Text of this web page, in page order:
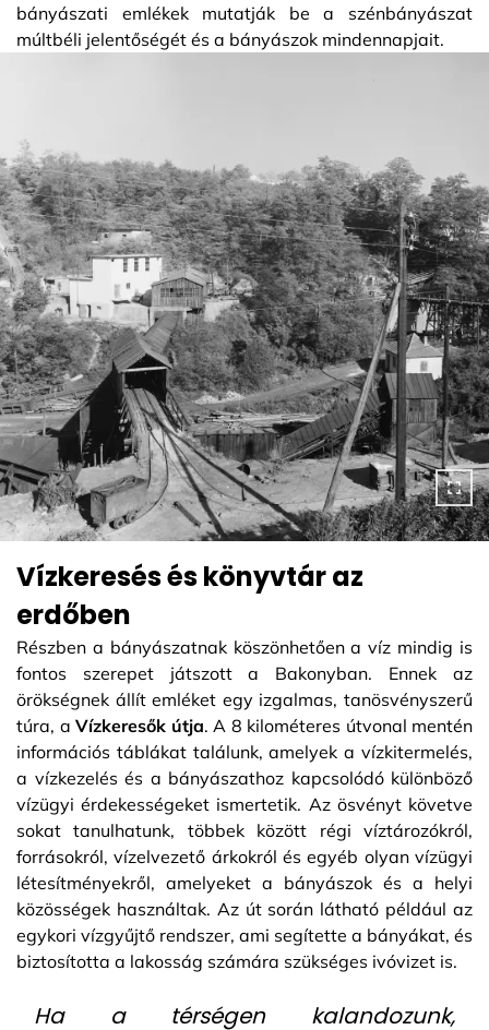
bányászati emlékek mutatják be a szénbányászat
múltbéli jelentőségét és a bányászok mindennapjait.
Vízkeresés és könyvtár az
erdőben
Részben a bányászatnak köszönhetően a víz mindig is
fontos szerepet játszott a Bakonyban. Ennek az
örökségnek állít emléket egy izgalmas, tanösvényszerű
túra, a Vízkeresők útja. A 8 kilométeres útvonal mentén
információs táblákat találunk, amelyek a vízkitermelés,
a vízkezelés és a bányászathoz kapcsolódó különböző
vízügyi érdekességeket ismertetik. Az ösvényt követve
sokat tanulhatunk, többek között régi víztározókról,
forrásokról, vízelvezető árkokról és egyéb olyan vízügyi
létesítményekről, amelyeket a bányászok és a helyi
közösségek használtak. Az út során látható például az
egykori vízgyűjtő rendszer, ami segítette a bányákat, és
biztosította a lakosság számára szükséges ivóvizet is.
Ha a térségen kalandozunk,